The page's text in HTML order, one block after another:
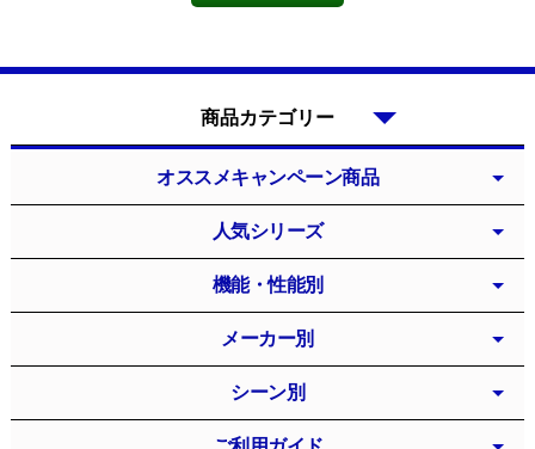
オススメキャンペーン商品
人気シリーズ
機能・性能別
メーカー別
シーン別
商品カテゴリー